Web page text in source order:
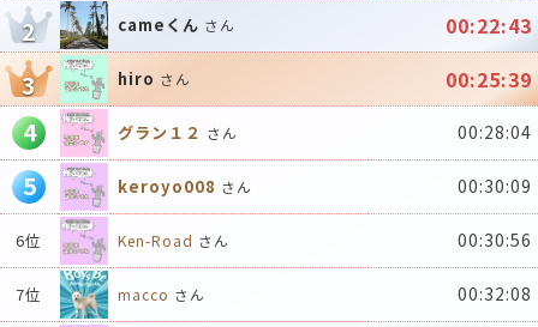
2 cameくん さん 00:22:43
3 hiro さん 00:25:39
4 グラン１２ さん 00:28:04
5 keroyo008 さん 00:30:09
6位 Ken-Road さん 00:30:56
7位 macco さん 00:32:08